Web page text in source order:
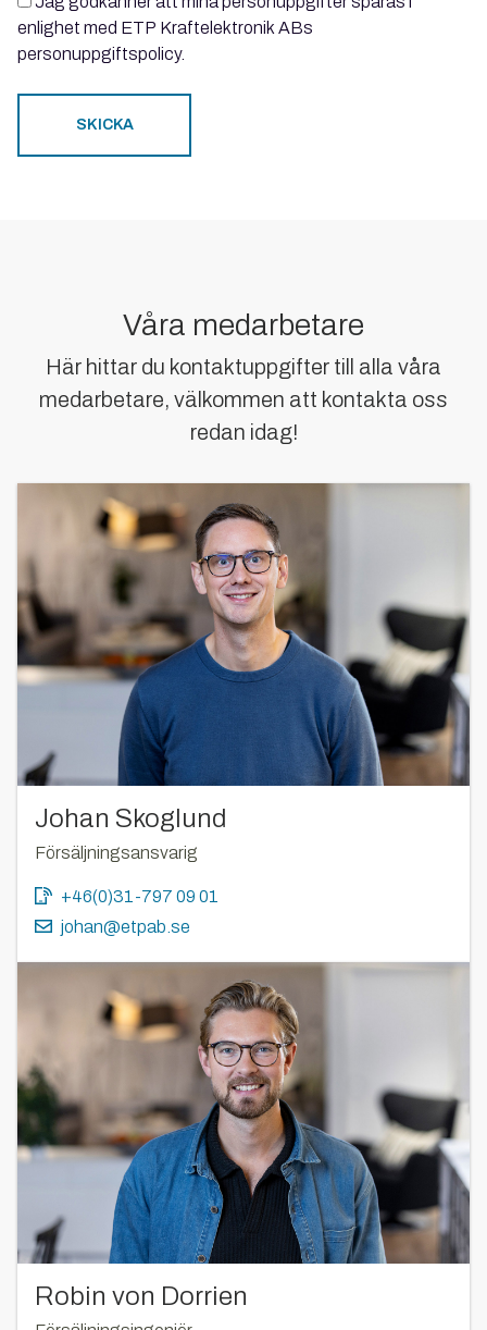
enlighet med ETP Kraftelektronik ABs
personuppgiftspolicy.
Våra medarbetare
Här hittar du kontaktuppgifter till alla våra
medarbetare, välkommen att kontakta oss
redan idag!
Johan Skoglund
Försäljningsansvarig
+46(0)31-797 09 01
johan@etpab.se
Robin von Dorrien